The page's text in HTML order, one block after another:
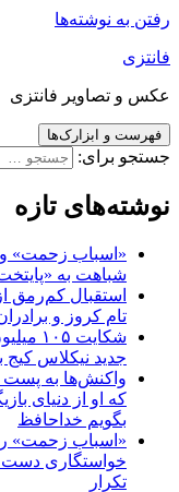
رفتن به نوشته‌ها
فانتزی
عکس و تصاویر فانتزی
فهرست و ابزارک‌ها
جستجو برای:
نوشته‌های تازه
«اسباب زحمت» و
شباهت به «پایتخت7» و چرخش بر مدار
تام کروز و
جدید نیکلاس
واکنش‌ها به پست
که او از دنیای
بگویم خداحافظ
«اسباب زحمت»
تکرار